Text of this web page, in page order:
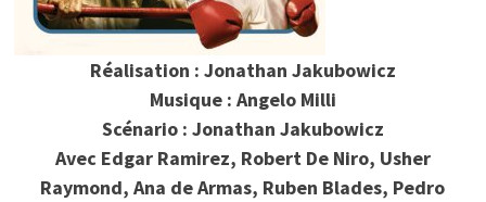
Réalisation : Jonathan Jakubowicz
Musique : Angelo Milli
Scénario : Jonathan Jakubowicz
Avec Edgar Ramirez, Robert De Niro, Usher
Raymond, Ana de Armas, Ruben Blades, Pedro